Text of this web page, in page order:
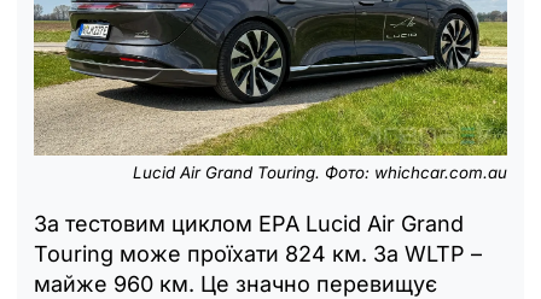
Lucid Air Grand Touring. Фото: whichcar.com.au
За тестовим циклом EPA Lucid Air Grand
Touring може проїхати 824 км. За WLTP –
майже 960 км. Це значно перевищує